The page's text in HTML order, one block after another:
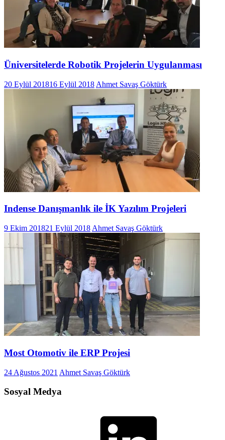
Üniversitelerde Robotik Projelerin Uygulanması
20 Eylül 201816 Eylül 2018 Ahmet Savaş Göktürk
Indense Danışmanlık ile İK Yazılım Projeleri
9 Ekim 201821 Eylül 2018 Ahmet Savaş Göktürk
Most Otomotiv ile ERP Projesi
24 Ağustos 2021 Ahmet Savaş Göktürk
Sosyal Medya